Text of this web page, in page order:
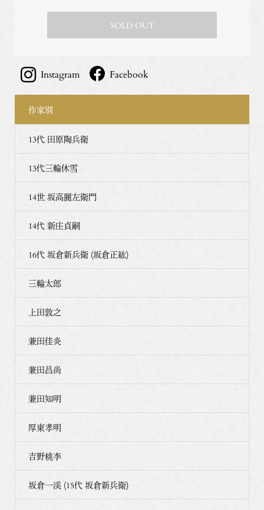
SOLD OUT
Instagram Facebook
作家別
13代 田原陶兵衛
13代三輪休雪
14世 坂高麗左衛門
14代 新庄貞嗣
16代 坂倉新兵衛 (坂倉正紘)
三輪太郎
上田敦之
兼田佳炎
兼田昌尚
兼田知明
厚東孝明
吉野桃李
坂倉一渓 (15代 坂倉新兵衛)